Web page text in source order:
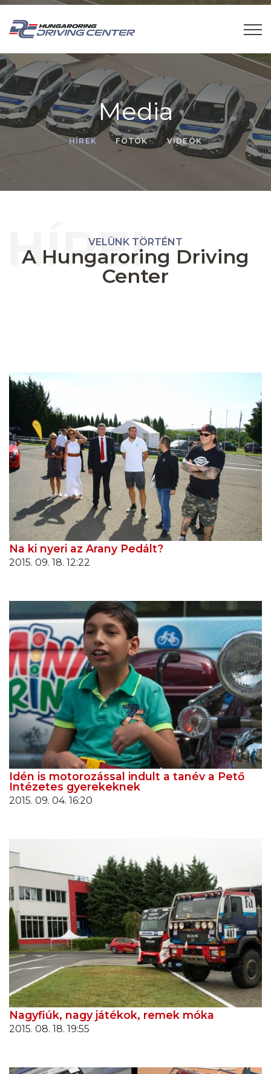
Media
HÍREK FOTÓK VIDEÓK
VELÜNK TÖRTÉNT
A Hungaroring Driving
Center
HÍREI
Na ki nyeri az Arany Pedált?
2015. 09. 18. 12:22
Idén is motorozással indult a tanév a Pető
Intézetes gyerekeknek
2015. 09. 04. 16:20
Nagyfiúk, nagy játékok, remek móka
2015. 08. 18. 19:55